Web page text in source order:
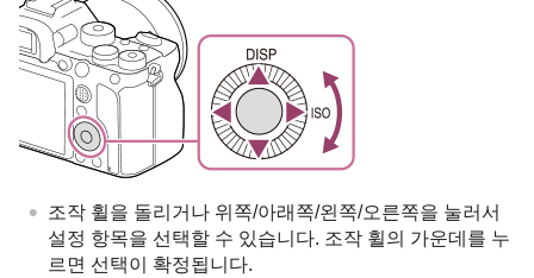
조작 휠을 돌리거나 위쪽/아래쪽/왼쪽/오른쪽을 눌러서
설정 항목을 선택할 수 있습니다. 조작 휠의 가운데를 누
르면 선택이 확정됩니다.